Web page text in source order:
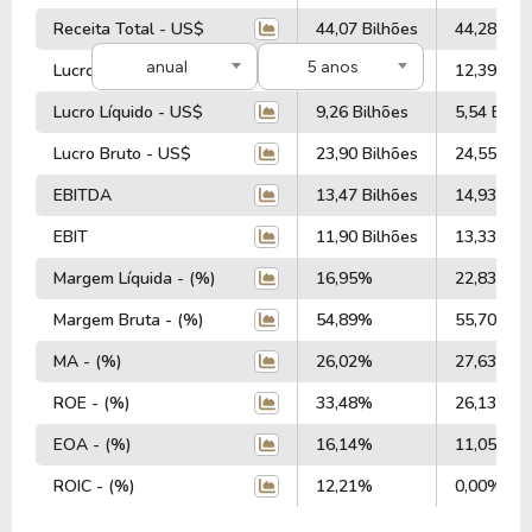
Entre 2020 e 2024, a Qualcomm tem investido no
desenvolvimento de tecnologias para redes 5G,
inteligência artificial e novas aplicações para
semicondutores, mantendo sua posição como uma
das líderes globais no setor de tecnologia.
A empresa segue ampliando sua atuação,
desenvolvendo soluções para automação,
conectividade avançada e processamento de dados,
consolidando-se como um dos principais players da
indústria de semicondutores e telecomunicações.
Informações Complementares
A empresa Qualcomm Incorporated (Estados
Unidos), está listada na Nasdaq com um valor de
anual 5 anos
Receita Total - US$
44,07 Bilhões
44,28
Lucro Operacional - US$
10,26 Bilhões
12,39
Lucro Líquido - US$
9,26 Bilhões
5,54
Lucro Bruto - US$
23,90 Bilhões
24,55
EBITDA
13,47 Bilhões
14,93
EBIT
11,90 Bilhões
13,33
Margem Líquida - (%)
16,95%
22,83%
Margem Bruta - (%)
54,89%
55,70%
MA - (%)
26,02%
27,63%
ROE - (%)
33,48%
26,13%
EOA - (%)
16,14%
11,05%
ROIC - (%)
12,21% 0,00%